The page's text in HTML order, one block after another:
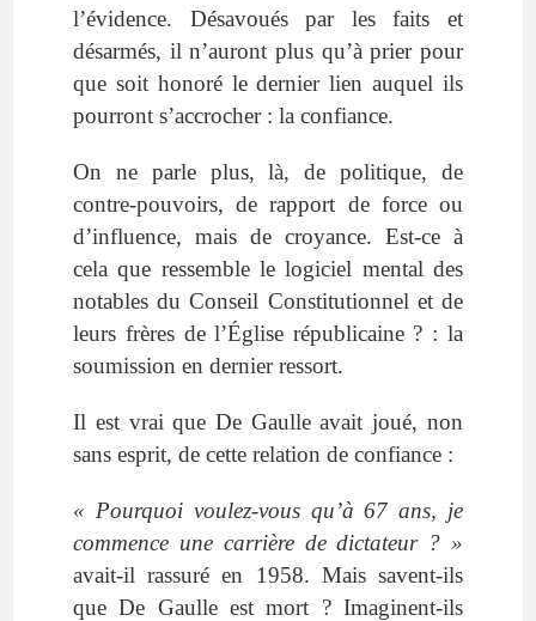
l’évidence. Désavoués par les faits et
désarmés, il n’auront plus qu’à prier pour
que soit honoré le dernier lien auquel ils
pourront s’accrocher : la confiance.
On ne parle plus, là, de politique, de
contre-pouvoirs, de rapport de force ou
d’influence, mais de croyance. Est-ce à
cela que ressemble le logiciel mental des
notables du Conseil Constitutionnel et de
leurs frères de l’Église républicaine ? : la
soumission en dernier ressort.
Il est vrai que De Gaulle avait joué, non
sans esprit, de cette relation de confiance :
« Pourquoi voulez-vous qu’à 67 ans, je
commence une carrière de dictateur ? »
avait-il rassuré en 1958. Mais savent-ils
que De Gaulle est mort ? Imaginent-ils